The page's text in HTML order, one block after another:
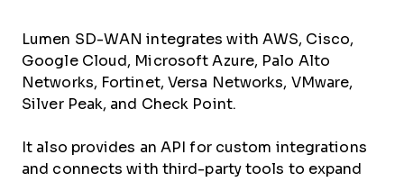
Lumen SD-WAN integrates with AWS, Cisco,
Google Cloud, Microsoft Azure, Palo Alto
Networks, Fortinet, Versa Networks, VMware,
Silver Peak, and Check Point.
It also provides an API for custom integrations
and connects with third-party tools to expand